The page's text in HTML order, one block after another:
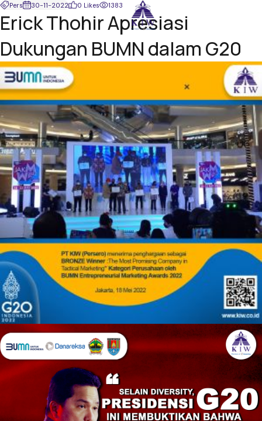
Pers 30-11-2022 0 Likes 1383
Erick Thohir Apresiasi
Dukungan BUMN dalam G20